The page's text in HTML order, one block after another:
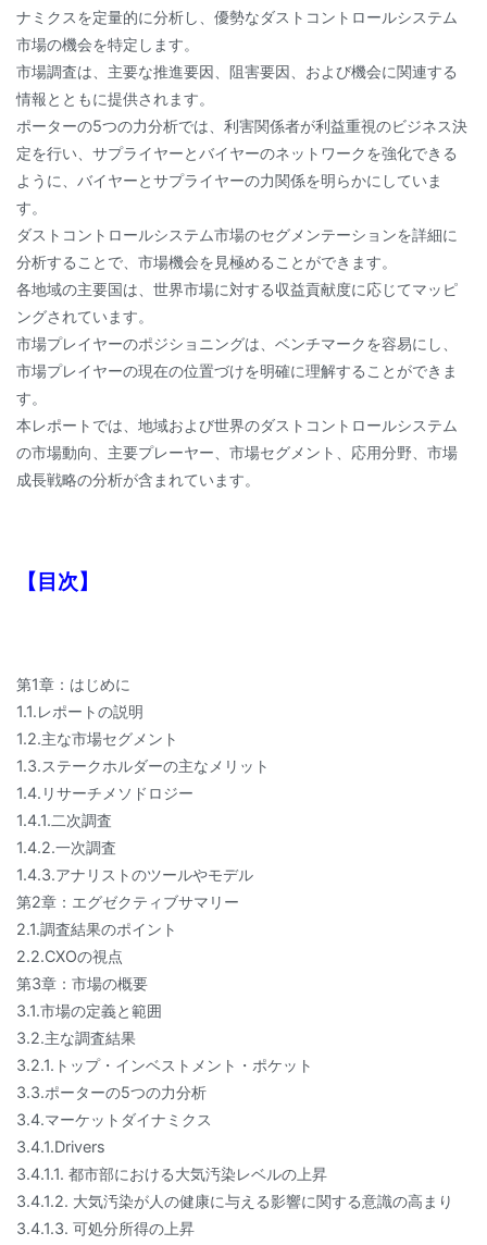
ナミクスを定量的に分析し、優勢なダストコントロールシステム
市場の機会を特定します。
市場調査は、主要な推進要因、阻害要因、および機会に関連する
情報とともに提供されます。
ポーターの5つの力分析では、利害関係者が利益重視のビジネス決
定を行い、サプライヤーとバイヤーのネットワークを強化できる
ように、バイヤーとサプライヤーの力関係を明らかにしていま
す。
ダストコントロールシステム市場のセグメンテーションを詳細に
分析することで、市場機会を見極めることができます。
各地域の主要国は、世界市場に対する収益貢献度に応じてマッピ
ングされています。
市場プレイヤーのポジショニングは、ベンチマークを容易にし、
市場プレイヤーの現在の位置づけを明確に理解することができま
す。
本レポートでは、地域および世界のダストコントロールシステム
の市場動向、主要プレーヤー、市場セグメント、応用分野、市場
成長戦略の分析が含まれています。
【目次】
第1章：はじめに
1.1.レポートの説明
1.2.主な市場セグメント
1.3.ステークホルダーの主なメリット
1.4.リサーチメソドロジー
1.4.1.二次調査
1.4.2.一次調査
1.4.3.アナリストのツールやモデル
第2章：エグゼクティブサマリー
2.1.調査結果のポイント
2.2.CXOの視点
第3章：市場の概要
3.1.市場の定義と範囲
3.2.主な調査結果
3.2.1.トップ・インベストメント・ポケット
3.3.ポーターの5つの力分析
3.4.マーケットダイナミクス
3.4.1.Drivers
3.4.1.1. 都市部における大気汚染レベルの上昇
3.4.1.2. 大気汚染が人の健康に与える影響に関する意識の高まり
3.4.1.3. 可処分所得の上昇